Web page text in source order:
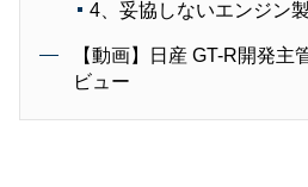
4、妥協しないエンジン
【動画】日産 GT-R開発主
ビュー